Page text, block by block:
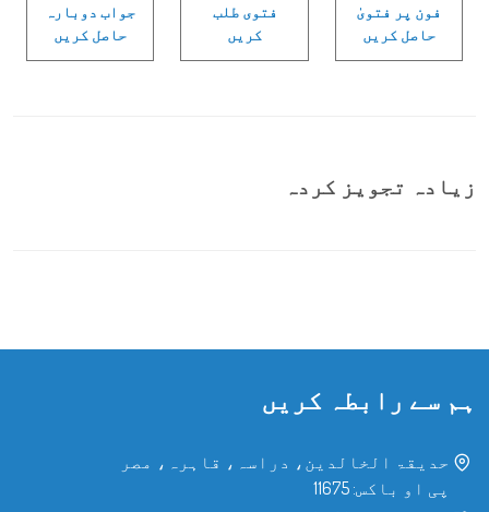
فون پر فتویٰ
حاصل کریں
فتوی طلب
کریں
جواب دوبارہ
حاصل کریں
زیادہ تجویز کردہ
ہم سے رابطہ کریں
حدیقۃ الخالدین، دراسہ، قاہرہ، مصر
پی او باکس: 11675